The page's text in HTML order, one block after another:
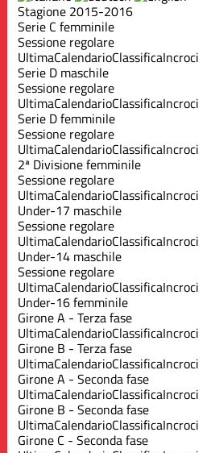
Stagione 2015-2016
Serie C femminile
Sessione regolare
UltimaCalendarioClassificaIncroci
Serie D maschile
Sessione regolare
UltimaCalendarioClassificaIncroci
Serie D femminile
Sessione regolare
UltimaCalendarioClassificaIncroci
2ª Divisione femminile
Sessione regolare
UltimaCalendarioClassificaIncroci
Under-17 maschile
Sessione regolare
UltimaCalendarioClassificaIncroci
Under-14 maschile
Sessione regolare
UltimaCalendarioClassificaIncroci
Under-16 femminile
Girone A - Terza fase
UltimaCalendarioClassificaIncroci
Girone B - Terza fase
UltimaCalendarioClassificaIncroci
Girone A - Seconda fase
UltimaCalendarioClassificaIncroci
Girone B - Seconda fase
UltimaCalendarioClassificaIncroci
Girone C - Seconda fase